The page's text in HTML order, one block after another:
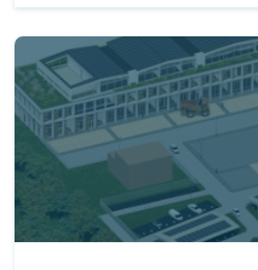
gebouwd door KBK